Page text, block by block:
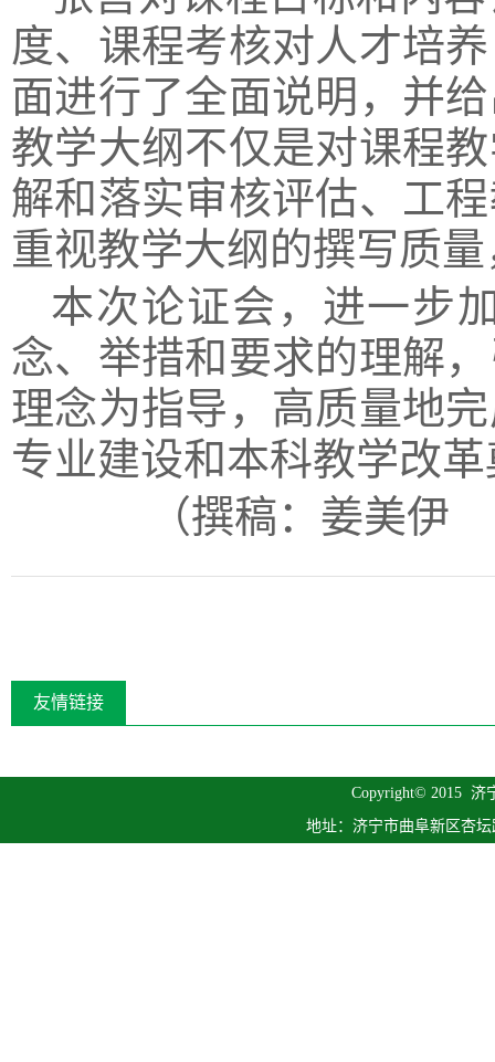
度、课程考核对人才培
面进行了全面说明，并
教学大纲不仅是对课程
解和落实审核评估、工
重视教学大纲的撰写质
本次论证会，进一步
念、举措和要求的理解
理念为指导，高质量地
专业建设和本科教学改
（撰稿：姜美
友情链接
Copyright© 2015 济
地址：济宁市曲阜新区杏